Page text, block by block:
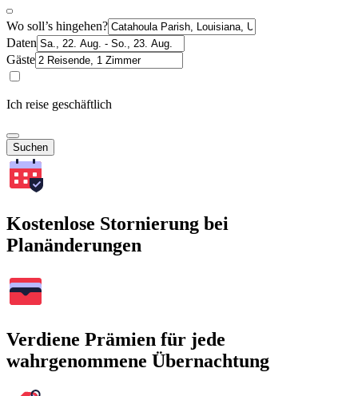
Wo soll’s hingehen?
Daten
Gäste
Ich reise geschäftlich
Suchen
Kostenlose Stornierung bei
Planänderungen
Verdiene Prämien für jede
wahrgenommene Übernachtung